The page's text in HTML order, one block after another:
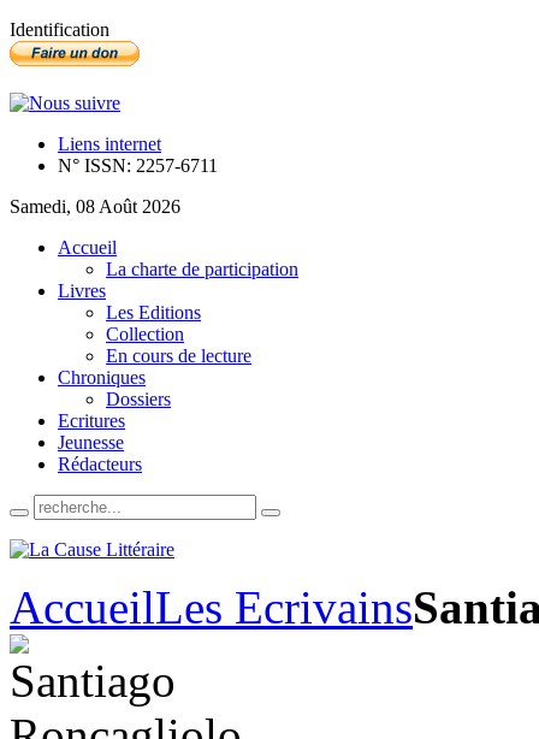
Identification
Liens internet
N° ISSN: 2257-6711
Samedi, 08 Août 2026
Accueil
La charte de participation
Livres
Les Editions
Collection
En cours de lecture
Chroniques
Dossiers
Ecritures
Jeunesse
Rédacteurs
AccueilLes Ecrivains